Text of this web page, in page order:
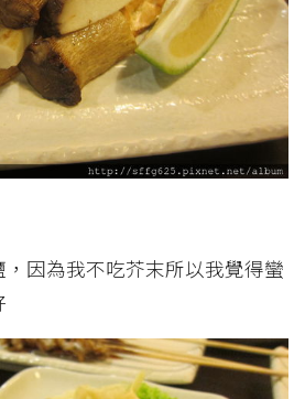
因為我不吃芥末所以我覺得蠻